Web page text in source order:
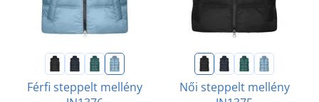
Férfi steppelt mellény
Női steppelt mellény